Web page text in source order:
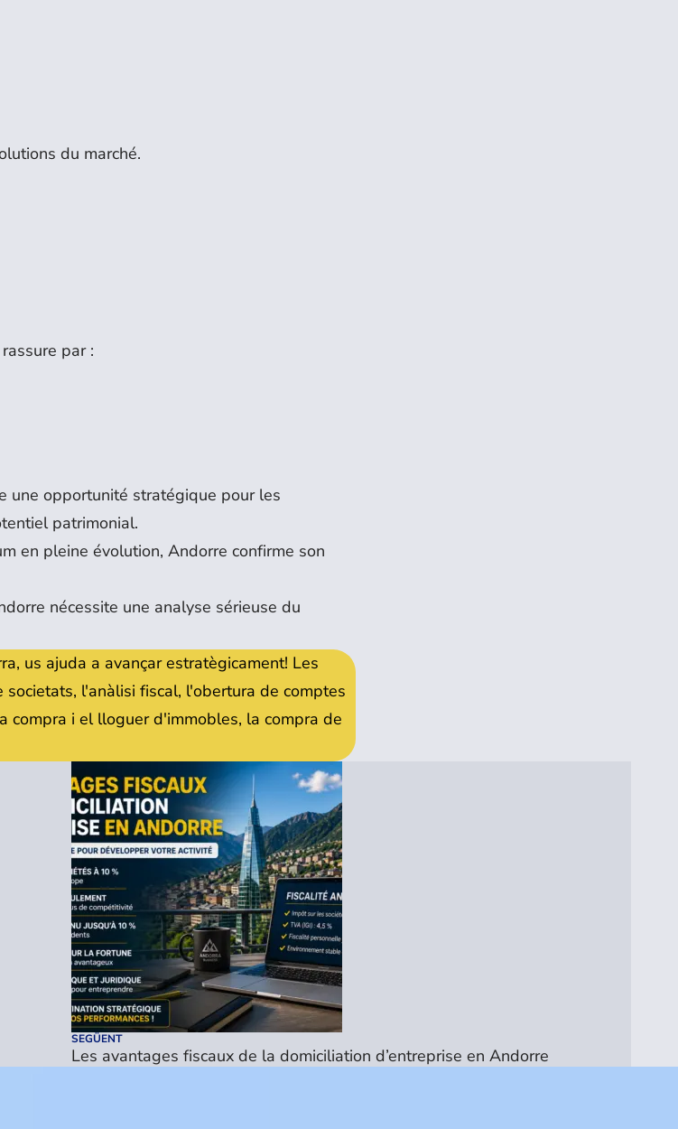
du marché.
par :
une opportunité stratégique pour les
patrimonial.
en pleine évolution, Andorre confirme son
nécessite une analyse sérieuse du
us ajuda a avançar estratègicament! Les
l'anàlisi fiscal, l'obertura de comptes
compra i el lloguer d'immobles, la compra de
SEGÜENT
Les avantages fiscaux de la domiciliation d’entreprise en Andorre